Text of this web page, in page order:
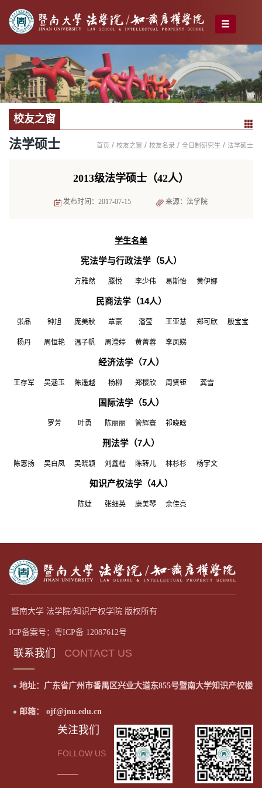
校友之窗
法学硕士 首页 / 校友之窗 / 校友名录 / 全日制研究生 / 法学硕士
2013级法学硕士（42人）
发布时间：2017-07-15 来源：法学院
学生名单
宪法学与行政法学（5人）
方雅然 滕悦 李少伟 易斯怡 黄伊娜
民商法学（14人）
张品 钟旭 庞美秋 覃豪 潘莹 王亚慧 郑可欣 殷宝宝
杨丹 周恒艳 温子帆 周滢婷 黄菁蓉 李凤娣
经济法学（7人）
王存军 吴涵玉 陈遥越 杨柳 郑樱欣 周贤钜 龚雪
国际法学（5人）
罗芳 叶勇 陈丽丽 管辉寰 祁晓晗
刑法学（7人）
陈惠扬 吴白凤 吴晓颖 刘鑫楷 陈转儿 林杉杉 杨宇文
知识产权法学（4人）
陈婕 张细英 康美琴 佘佳亮
暨南大学 法学院/知识产权学院 版权所有
ICP备案号：粤ICP备 12087612号
联系我们 CONTACT US
地址：广东省广州市番禺区兴业大道东855号暨南大学知识产权楼
邮箱： ojf@jnu.edu.cn
关注我们
FOLLOW US